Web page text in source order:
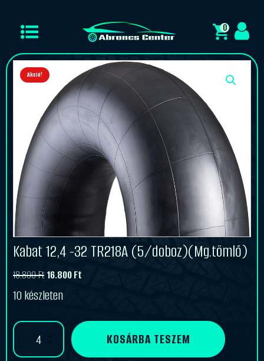
0
Akció!
Kabat 12,4 -32 TR218A (5/doboz)(Mg.tömlő)
18.800Ft
price
was:
18.800 Ft.
16.800Ft
price
is:
16.800 Ft.
10 készleten
Kabat
-32
KOSÁRBA TESZEM